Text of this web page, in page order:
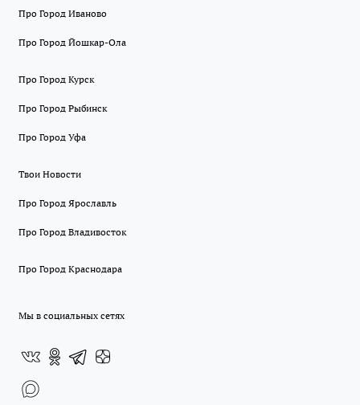
Про Город Иваново
Про Город Йошкар-Ола
Про Город Курск
Про Город Рыбинск
Про Город Уфа
Твои Новости
Про Город Ярославль
Про Город Владивосток
Про Город Краснодара
Мы в социальных сетях